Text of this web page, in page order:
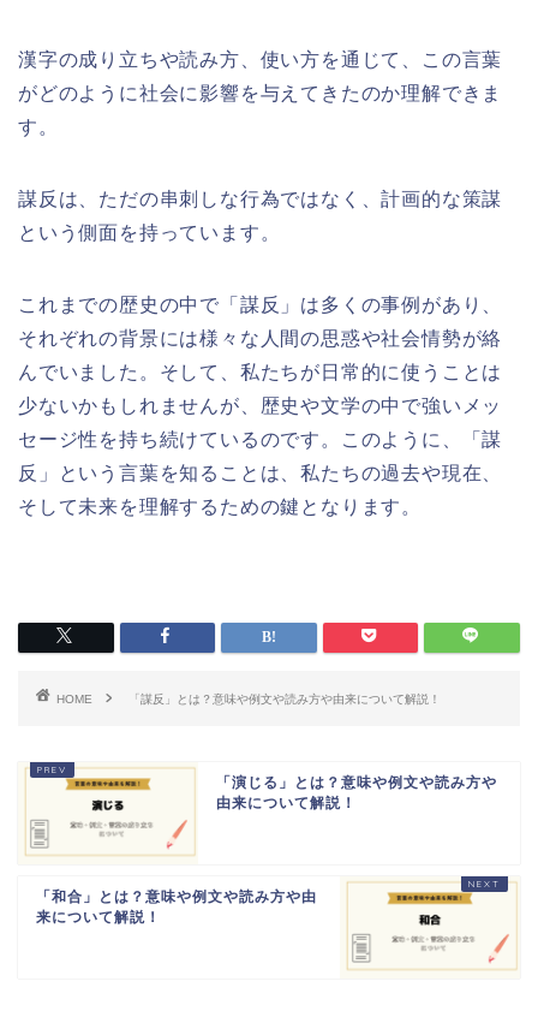
漢字の成り立ちや読み方、使い方を通じて、この言葉
がどのように社会に影響を与えてきたのか理解できま
す。
謀反は、ただの串刺しな行為ではなく、計画的な策謀
という側面を持っています。
これまでの歴史の中で「謀反」は多くの事例があり、
それぞれの背景には様々な人間の思惑や社会情勢が絡
んでいました。そして、私たちが日常的に使うことは
少ないかもしれませんが、歴史や文学の中で強いメッ
セージ性を持ち続けているのです。このように、「謀
反」という言葉を知ることは、私たちの過去や現在、
そして未来を理解するための鍵となります。
HOME 「謀反」とは？意味や例文や読み方や由来について解説！
「演じる」とは？意味や例文や読み方や
由来について解説！
「和合」とは？意味や例文や読み方や由
来について解説！